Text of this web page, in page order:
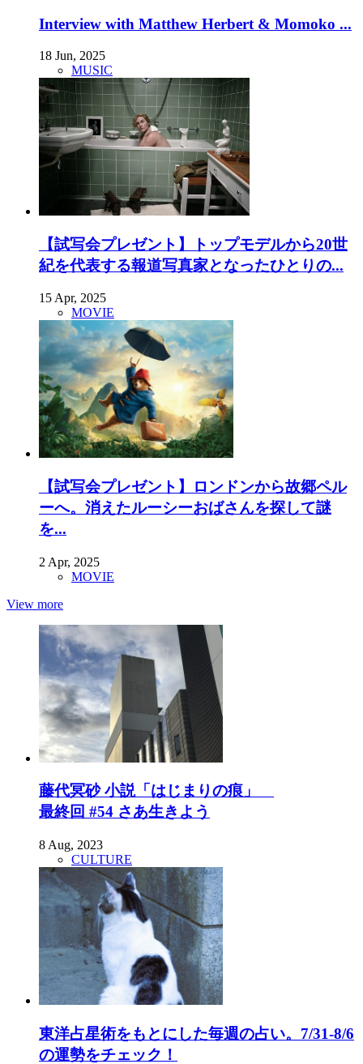
Interview with Matthew Herbert & Momoko ...
18 Jun, 2025
MUSIC
【試写会プレゼント】トップモデルから20世
紀を代表する報道写真家となったひとりの...
15 Apr, 2025
MOVIE
【試写会プレゼント】ロンドンから故郷ペル
ーへ。消えたルーシーおばさんを探して謎
を...
2 Apr, 2025
MOVIE
View more
藤代冥砂 小説「はじまりの痕」
最終回 #54 さあ生きよう
8 Aug, 2023
CULTURE
東洋占星術をもとにした毎週の占い。7/31-8/6
の運勢をチェック！